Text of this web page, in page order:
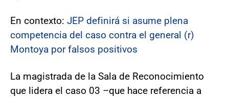
En contexto: JEP definirá si asume plena
competencia del caso contra el general (r)
Montoya por falsos positivos
La magistrada de la Sala de Reconocimiento
que lidera el caso 03 –que hace referencia a